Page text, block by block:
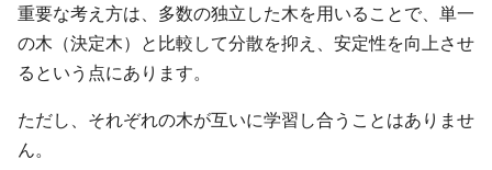
重要な考え方は、多数の独立した木を用いることで、単一
の木（決定木）と比較して分散を抑え、安定性を向上させ
るという点にあります。
ただし、それぞれの木が互いに学習し合うことはありませ
ん。